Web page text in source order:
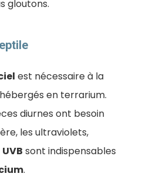
gloutons.
est nécessaire à la
en terrarium.
diurnes ont besoin
les ultraviolets,
UVB sont indispensables
.